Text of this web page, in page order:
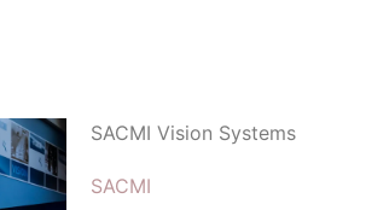
SACMI Vision Systems
SACMI